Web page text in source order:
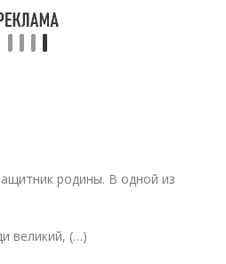
родины. В одной из
великий, (…)